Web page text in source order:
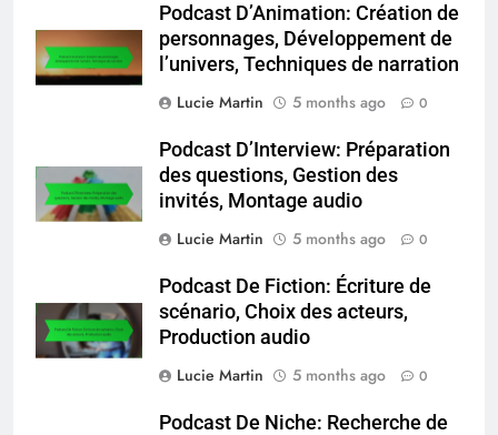
Podcast D’Animation: Création de
personnages, Développement de
l’univers, Techniques de narration
Lucie Martin
5 months ago 0
Podcast D’Interview: Préparation
des questions, Gestion des
invités, Montage audio
Lucie Martin
5 months ago 0
Podcast De Fiction: Écriture de
scénario, Choix des acteurs,
Production audio
Lucie Martin
5 months ago 0
Podcast De Niche: Recherche de